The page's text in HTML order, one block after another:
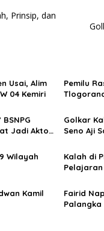
Prinsip, dan
Usai, Alim
04 Kemiri
Pemilu
Jadi Aktor
Golkar
Seno Aji
Wilayah
Kalah di
Kamil
Fairid
Palangka